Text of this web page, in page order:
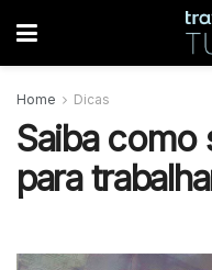
Home Dicas
Saiba como
para